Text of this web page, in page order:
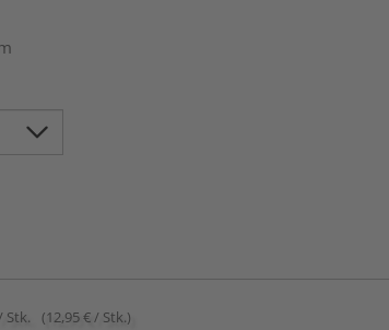
Stk. (12,95 € / Stk.)